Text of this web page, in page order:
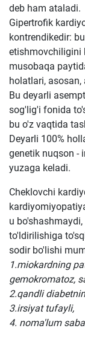
deb ham ataladi.
Gipertrofik
kontrendikedir:
etishmovchiligini
musobaqa
holatlari,
Bu deyarli
sog'lig'i fonida
bu o'z vaqtida
Deyarli 100%
genetik nuqson -
yuzaga keladi.
Cheklovchi
u
to'ldirilishiga
sodir bo'lishi
1.miokardning
gemokromatoz,
2.qandli
3.irsiyat tufayli,
4. noma'lum